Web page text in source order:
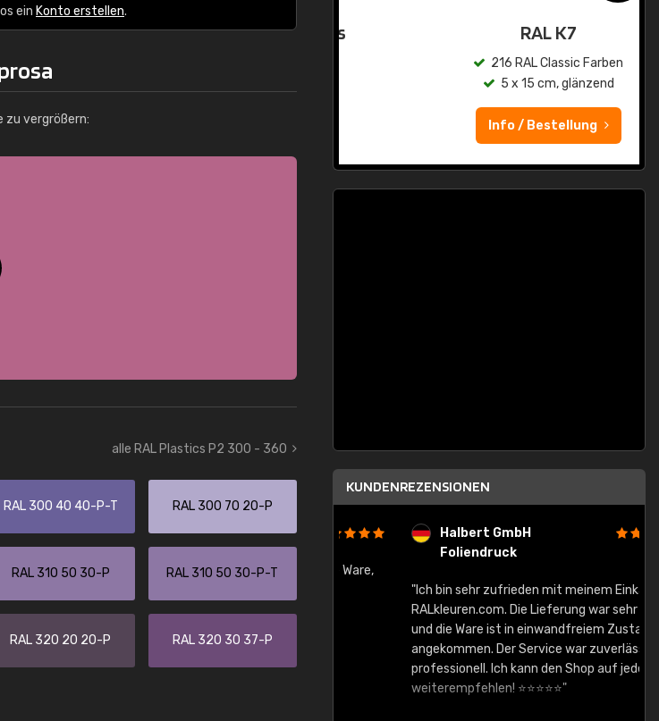
ein Konto erstellen.
zu vergrößern:
alle RAL Plastics P2 300 - 360
RAL 300 40 40-P-T RAL 300 70 20-P
RAL 310 50 30-P RAL 310 50 30-P-T
RAL 320 20 20-P RAL 320 30 37-P
RAL K7 auf Wasserbasis
216 RAL Classic Farben
5 x 15 cm, glänzend
Info / Bestellung
KUNDENREZENSIONEN
Christiane Schmidt
"Alles so, wie man es sich wünscht, gute Ware,
Halbert GmbH
Foliendruck
"Ich bin sehr zufrieden mit meinem Einkauf bei
RALkleuren.com. Die Lieferung war sehr schnell
und die Ware ist in einwandfreiem Zustand
angekommen. Der Service war zuverlässig und
professionell. Ich kann den Shop auf jeden Fall
weiterempfehlen! ⭐⭐⭐⭐⭐"